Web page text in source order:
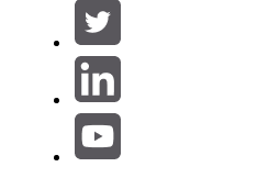
Productgebied